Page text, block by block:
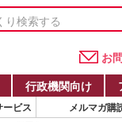
お
行政機関向け
ビス メルマガ購